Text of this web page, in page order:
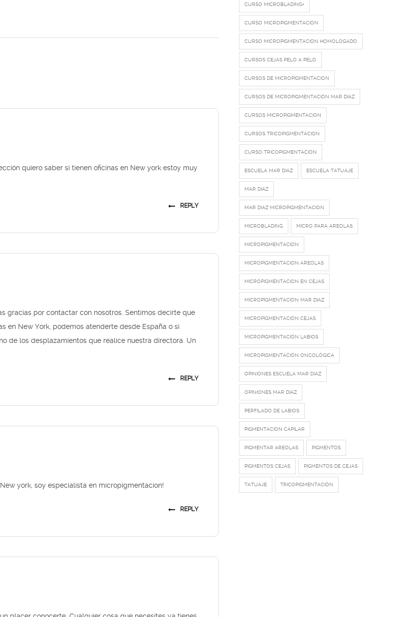
quiero saber si tienen oficinas en New york estoy muy
REPLY
gracias por contactar con nosotros. Sentimos decirte que
en New York, podemos atenderte desde España o si
de los desplazamientos que realice nuestra directora. Un
REPLY
york, soy especialista en micropigmentacion!
REPLY
CURSO MICROBLADING+
CURSO MICROPIGMENTACION
CURSO MICROPIGMENTACION HOMOLOGADO
CURSOS CEJAS PELO A PELO
CURSOS DE MICROPIGMENTACION
CURSOS DE MICROPIGMENTACIÓN MAR DÍAZ
CURSOS MICROPIGMENTACION
CURSOS TRICOPIGMENTACION
CURSO TRICOPIGMENTACIÓN
ESCUELA MAR DIAZ ESCUELA TATUAJE
MAR DIAZ
MAR DIAZ MICROPIGMENTACION
MICROBLADING MICRO PARA AREOLAS
MICROPIGMENTACION
MICROPIGMENTACION AREOLAS
MICROPIGMENTACION EN CEJAS
MICROPIGMENTACION MAR DIAZ
MICROPIGMENTACIÓN CEJAS
MICROPIGMENTACIÓN LABIOS
MICROPIGMENTACIÓN ONCOLÓGICA
OPINIONES ESCUELA MAR DIAZ
OPINIONES MAR DIAZ
PERFILADO DE LABIOS
PIGMENTACION CAPILAR
PIGMENTAR AREOLAS PIGMENTOS
PIGMENTOS CEJAS PIGMENTOS DE CEJAS
TATUAJE TRICOPIGMENTACIÓN